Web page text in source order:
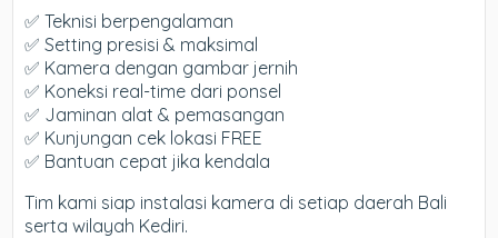
✅ Teknisi berpengalaman
✅ Setting presisi & maksimal
✅ Kamera dengan gambar jernih
✅ Koneksi real-time dari ponsel
✅ Jaminan alat & pemasangan
✅ Kunjungan cek lokasi FREE
✅ Bantuan cepat jika kendala
Tim kami siap instalasi kamera di setiap daerah Bali
serta wilayah Kediri.